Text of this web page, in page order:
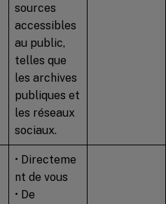
sources
accessibles
au public,
telles que
les archives
publiques et
les réseaux
sociaux.
• Directeme
nt de vous
• De